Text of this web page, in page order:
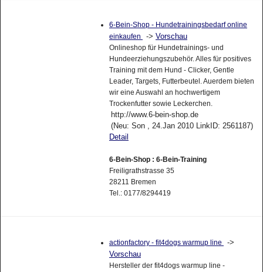
6-Bein-Shop - Hundetrainingsbedarf online
einkaufen
-> Vorschau
Onlineshop für Hundetrainings- und
Hundeerziehungszubehör. Alles für positives
Training mit dem Hund - Clicker, Gentle
Leader, Targets, Futterbeutel. Auerdem bieten
wir eine Auswahl an hochwertigem
Trockenfutter sowie Leckerchen.
http://www.6-bein-shop.de
(Neu: Son , 24.Jan 2010 LinkID: 2561187)
Detail
6-Bein-Shop : 6-Bein-Training
Freiligrathstrasse 35
28211 Bremen
Tel.: 0177/8294419
actionfactory - fit4dogs warmup line
->
Vorschau
Hersteller der fit4dogs warmup line -